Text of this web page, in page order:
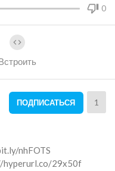
0
ПОДПИСАТЬСЯ 1
nhFOTS
hyperurl.co/29x50f